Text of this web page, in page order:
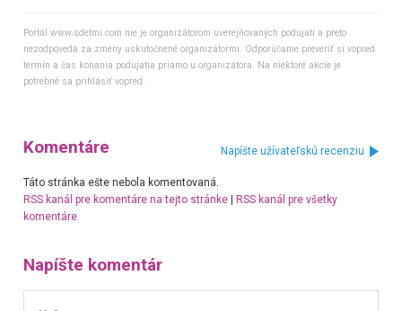
Portál www.sdetmi.com nie je organizátorom uverejňovaných podujatí a preto
nezodpovedá za zmeny uskutočnené organizátormi. Odporúčame preveriť si vopred
termín a čas konania podujatia priamo u organizátora. Na niektoré akcie je
potrebné sa prihlásiť vopred.
Komentáre Napíšte užívateľskú recenziu
Táto stránka ešte nebola komentovaná.
RSS kanál pre komentáre na tejto stránke|
RSS kanál pre všetky
komentáre
Napíšte komentár